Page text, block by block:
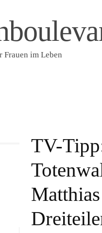
Frauen im Leben
TV-